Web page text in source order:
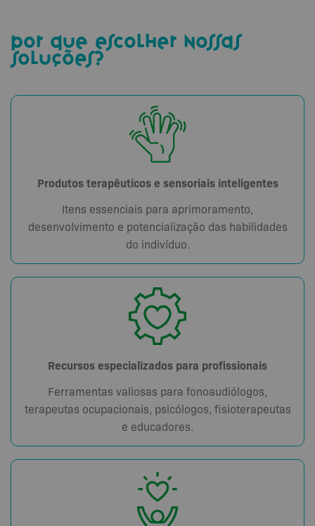
por que escolher nossas
soluções?
Produtos terapêuticos e sensoriais inteligentes
Itens essenciais para aprimoramento,
desenvolvimento e potencialização das habilidades
do indivíduo.
Recursos especializados para profissionais
Ferramentas valiosas para fonoaudiólogos,
terapeutas ocupacionais, psicólogos, fisioterapeutas
e educadores.